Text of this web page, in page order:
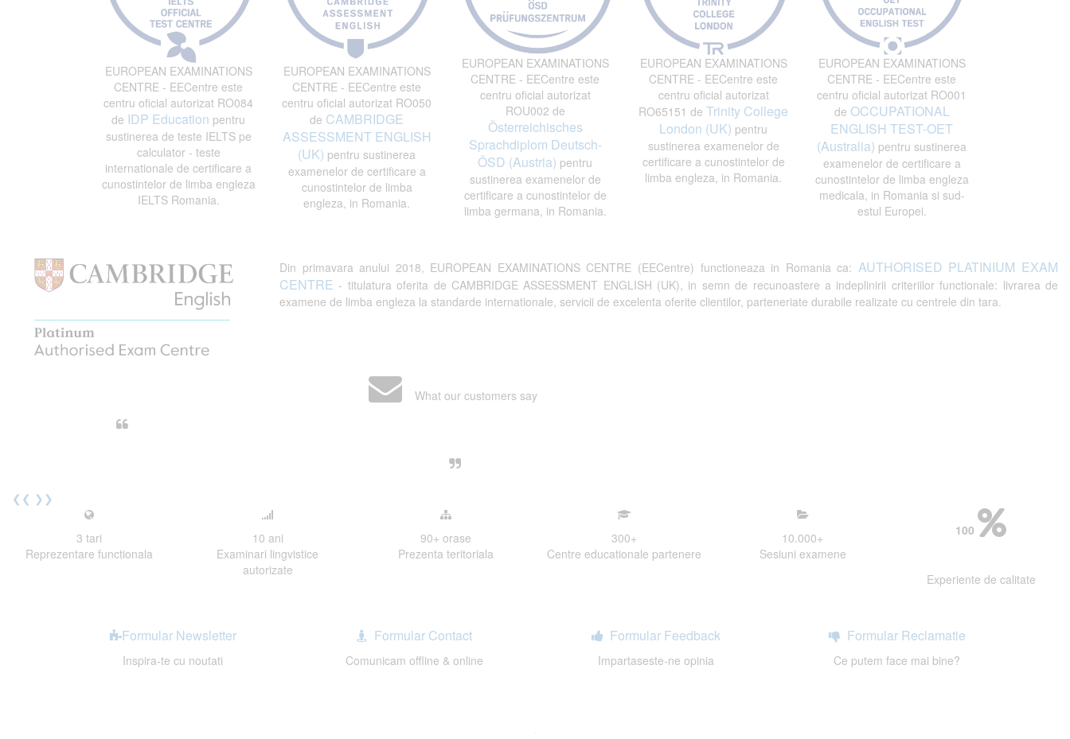
EUROPEAN EXAMINATIONS
CENTRE - EECentre este
centru oficial autorizat RO084
de IDP Education pentru
sustinerea de teste IELTS pe
calculator - teste
internationale de certificare a
cunostintelor de limba engleza
IELTS Romania.
EUROPEAN EXAMINATIONS
CENTRE - EECentre este
centru oficial autorizat RO050
de CAMBRIDGE
ASSESSMENT ENGLISH
(UK) pentru sustinerea
examenelor de certificare a
cunostintelor de limba
engleza, in Romania.
EUROPEAN EXAMINATIONS
CENTRE - EECentre este
centru oficial autorizat
ROU002 de
Österreichisches
Sprachdiplom Deutsch-
ÖSD (Austria) pentru
sustinerea examenelor de
certificare a cunostintelor de
limba germana, in Romania.
EUROPEAN EXAMINATIONS
CENTRE - EECentre este
centru oficial autorizat
RO65151 de Trinity College
London (UK) pentru
sustinerea examenelor de
certificare a cunostintelor de
limba engleza, in Romania.
EUROPEAN EXAMINATIONS
CENTRE - EECentre este
centru oficial autorizat RO001
de OCCUPATIONAL
ENGLISH TEST-OET
(Australia) pentru sustinerea
examenelor de certificare a
cunostintelor de limba engleza
medicala, in Romania si sud-
estul Europei.
Din primavara anului 2018, EUROPEAN EXAMINATIONS CENTRE (EECentre) functioneaza in Romania ca: AUTHORISED PLATINIUM EXAM
CENTRE - titulatura oferita de CAMBRIDGE ASSESSMENT ENGLISH (UK), in semn de recunoastere a indeplinirii criteriilor functionale: livrarea de
examene de limba engleza la standarde internationale, servicii de excelenta oferite clientilor, parteneriate durabile realizate cu centrele din tara.
What our customers say
cu nerabdare urmatoarea sesiune de examinare.
❮❮ ❯❯
3 tari
Reprezentare functionala
10 ani
Examinari lingvistice
autorizate
90+ orase
Prezenta teritoriala
300+
Centre educationale partenere
10.000+
Sesiuni examene
100
Experiente de calitate
Formular Newsletter
Inspira-te cu noutati
Formular Contact
Comunicam offline & online
Formular Feedback
Impartaseste-ne opinia
Formular Reclamatie
Ce putem face mai bine?